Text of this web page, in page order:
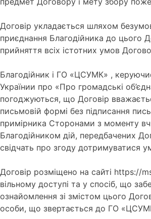
Договір укладається шляхом
приєднання Благодійника до цього
прийняття всіх істотних умов
Благодійник і ГО «ЦСУМК» ,
Українии про «Про громадські
погоджуються, що Договір
письмовій формі без підписання
примірника Сторонами з моменту
Благодійником дій, передбачених
свідчать про згоду дотримуватися
Договір розміщено на сайті https://
вільному доступі та у спосіб, що
ознайомлення зі змістом цього
особи, що звертається до ГО